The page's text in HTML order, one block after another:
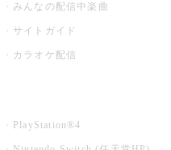
みんなの配信中楽曲
サイトガイド
カラオケ配信
PlayStation®4